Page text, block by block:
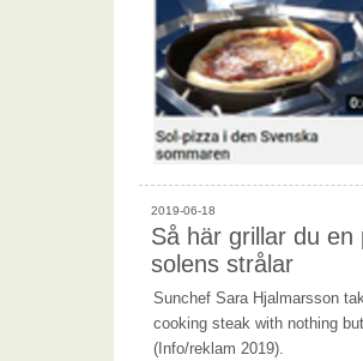
2019-06-18
Så här grillar du
solens strålar
Sunchef Sara Hjalmarsson
cooking steak with nothing
(Info/reklam 2019).